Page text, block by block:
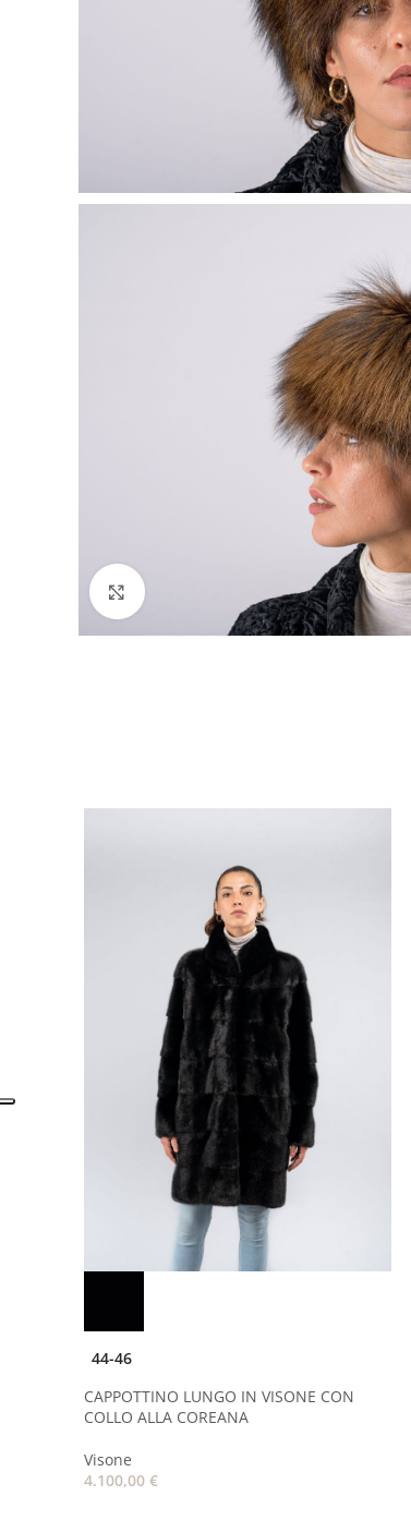
Click to enlarge
44-46
CAPPOTTINO LUNGO IN VISONE CON
COLLO ALLA COREANA
Visone
4.100,00 €